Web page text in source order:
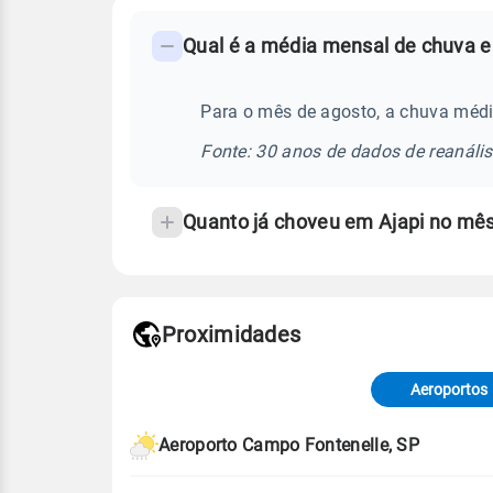
frequentes
temperatura
Qual é a média mensal de chuva
Para o mês de agosto, a chuva
Fonte: 30 anos de dados de
Quanto já choveu em Ajapi no
de Tempo e Estudos Climáticos
Proximidades
Aeroportos
Aeroporto Campo Fontenelle, SP